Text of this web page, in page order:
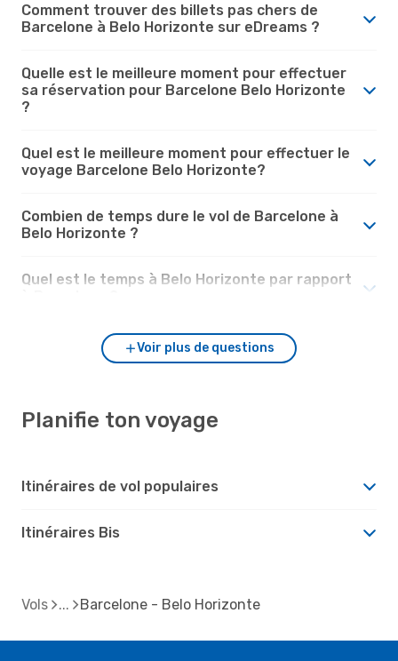
Comment trouver des billets pas chers de
Barcelone à Belo Horizonte sur eDreams ?
Quelle est le meilleure moment pour effectuer
sa réservation pour Barcelone Belo Horizonte
?
Quel est le meilleure moment pour effectuer le
voyage Barcelone Belo Horizonte?
Combien de temps dure le vol de Barcelone à
Belo Horizonte ?
Quel est le temps à Belo Horizonte par rapport
Voir plus de questions
Planifie ton voyage
Itinéraires de vol populaires
Itinéraires Bis
Vols Barcelone - Belo Horizonte